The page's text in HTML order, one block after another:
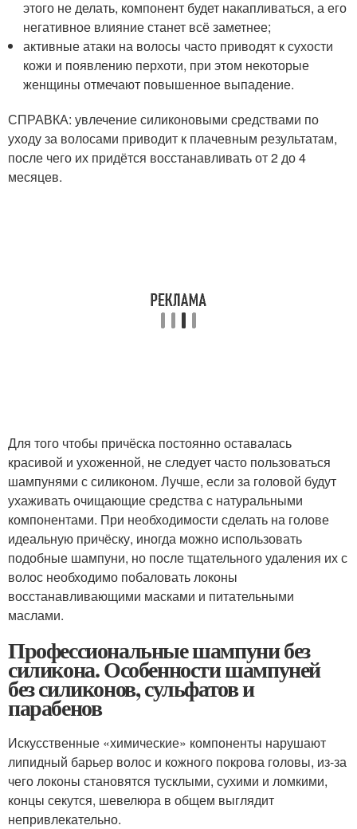
этого не делать, компонент будет накапливаться, а его
негативное влияние станет всё заметнее;
активные атаки на волосы часто приводят к сухости
кожи и появлению перхоти, при этом некоторые
женщины отмечают повышенное выпадение.
СПРАВКА: увлечение силиконовыми средствами по
уходу за волосами приводит к плачевным результатам,
после чего их придётся восстанавливать от 2 до 4
месяцев.
Для того чтобы причёска постоянно оставалась
красивой и ухоженной, не следует часто пользоваться
шампунями с силиконом. Лучше, если за головой будут
ухаживать очищающие средства с натуральными
компонентами. При необходимости сделать на голове
идеальную причёску, иногда можно использовать
подобные шампуни, но после тщательного удаления их с
волос необходимо побаловать локоны
восстанавливающими масками и питательными
маслами.
Профессиональные шампуни без
силикона. Особенности шампуней
без силиконов, сульфатов и
парабенов
Искусственные «химические» компоненты нарушают
липидный барьер волос и кожного покрова головы, из-за
чего локоны становятся тусклыми, сухими и ломкими,
концы секутся, шевелюра в общем выглядит
непривлекательно.